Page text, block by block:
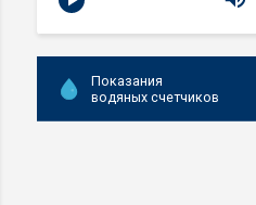
Показания
водяных счетчиков